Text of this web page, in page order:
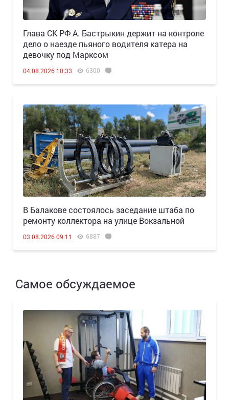
Глава СК РФ А. Бастрыкин держит на контроле
дело о наезде пьяного водителя катера на
девочку под Марксом
04.08.2026 10:33 6300
В Балакове состоялось заседание штаба по
ремонту коллектора на улице Вокзальной
03.08.2026 09:11 6887
Самое обсуждаемое